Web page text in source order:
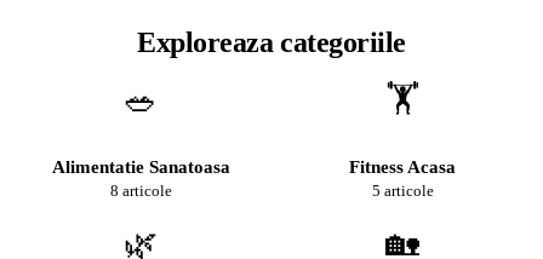
Exploreaza categoriile
🥗
Alimentatie Sanatoasa
8 articole
🏋️
Fitness Acasa
5 articole
🌿 🏡